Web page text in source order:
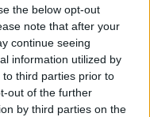
the below opt-out
note that after your
continue seeing
information utilized by
third parties prior to
out of the further
by third parties on the
tada
tie pasiūlymai
tikrąjį streiką“,